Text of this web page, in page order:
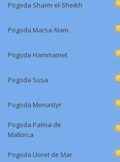
Pogoda Sharm el-Sheikh
Pogoda Marsa Alam
Pogoda Hammamet
Pogoda Susa
Pogoda Monastyr
Pogoda Palma de
Mallorca
Pogoda Lloret de Mar